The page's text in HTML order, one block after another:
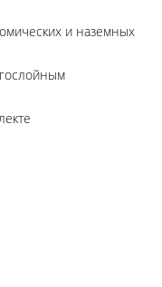
и наземных